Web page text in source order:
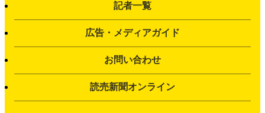
記者一覧
広告・メディアガイド
お問い合わせ
読売新聞オンライン